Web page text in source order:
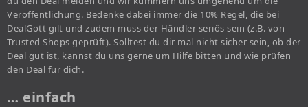
Veröffentlichung. Bedenke dabei immer die 10% Regel, die bei
DealGott gilt und zudem muss der Händler seriös sein (z.B. von
Trusted Shops geprüft). Solltest du dir mal nicht sicher sein, ob der
Deal gut ist, kannst du uns gerne um Hilfe bitten und wie prüfen
den Deal für dich.
… einfach